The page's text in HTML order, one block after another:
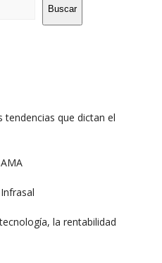
Buscar
tendencias que dictan el
la rentabilidad